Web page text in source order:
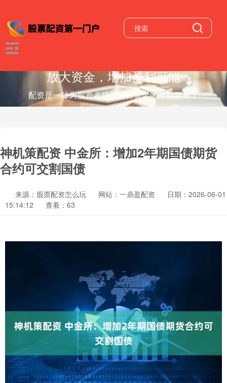
放大资金，增加盈利可能
配资是一种为投资者提供杠杆资金的金融服务！
神机策配资 中金所：增加2年期国债期货
合约可交割国债
来源：股票配资怎么玩 网站：一鼎盈配资
日期：2026-06-01
15:14:12
查看：63